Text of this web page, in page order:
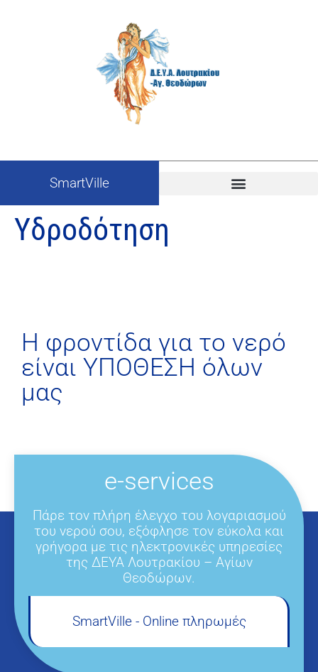
SmartVille
Υδροδότηση
H φροντίδα για το νερό
είναι ΥΠΟΘΕΣΗ όλων
μας
e-services
Πάρε τον πλήρη έλεγχο του λογαριασμού
του νερού σου, εξόφλησε τον εύκολα και
γρήγορα με τις ηλεκτρονικές υπηρεσίες
της ΔΕΥΑ Λουτρακίου – Αγίων
Θεοδώρων.
SmartVille - Online πληρωμές